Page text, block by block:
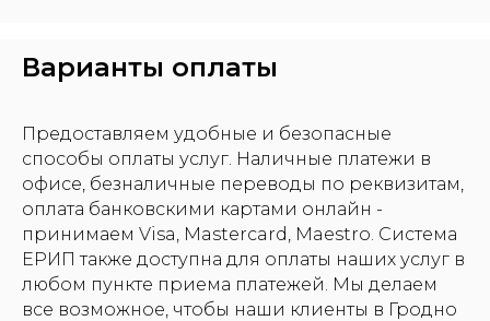
Варианты оплаты
Предоставляем удобные и безопасные
способы оплаты услуг. Наличные платежи в
офисе, безналичные переводы по реквизитам,
оплата банковскими картами онлайн -
принимаем Visa, Mastercard, Maestro. Система
ЕРИП также доступна для оплаты наших услуг в
любом пункте приема платежей. Мы делаем
все возможное, чтобы наши клиенты в Гродно